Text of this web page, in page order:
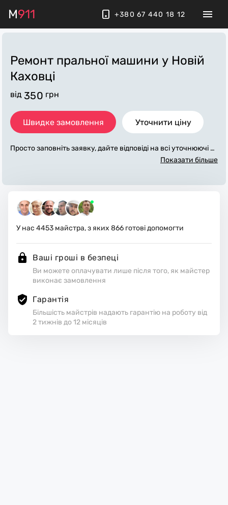
M911 +380 67 440 18 12
Ремонт пральної машини у Новій
Каховці
від 350 грн
Швидке замовлення Уточнити ціну
Просто заповніть заявку, дайте відповіді на всі уточнюючі за
питання по «ремонт пральної машини». Ми зв'яжемося з ва
еріали. Виконавці стежать за чистотою та прибирають робо
че місце.
Показати більше
У нас 4453 майстра, з яких 866 готові допомогти
Ваші гроші в безпеці
Ви можете оплачувати лише після того, як майстер
виконає замовлення
Гарантія
Більшість майстрів надають гарантію на роботу від
2 тижнів до 12 місяців